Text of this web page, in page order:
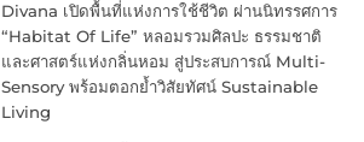
Divana เปิดพื้นที่แห่งการใช้ชีวิต ผ่านนิทรรศการ
“Habitat Of Life” หลอมรวมศิลปะ ธรรมชาติ
และศาสตร์แห่งกลิ่นหอม สู่ประสบการณ์ Multi-
Sensory พร้อมตอกย้ำวิสัยทัศน์ Sustainable
Living